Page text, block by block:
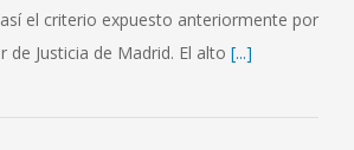
el criterio expuesto anteriormente por
de Justicia de Madrid. El alto [...]